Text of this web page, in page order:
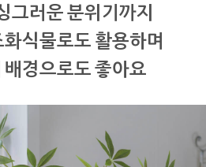
그러운 분위기까지
식물로도 활용하며
경으로도 좋아요